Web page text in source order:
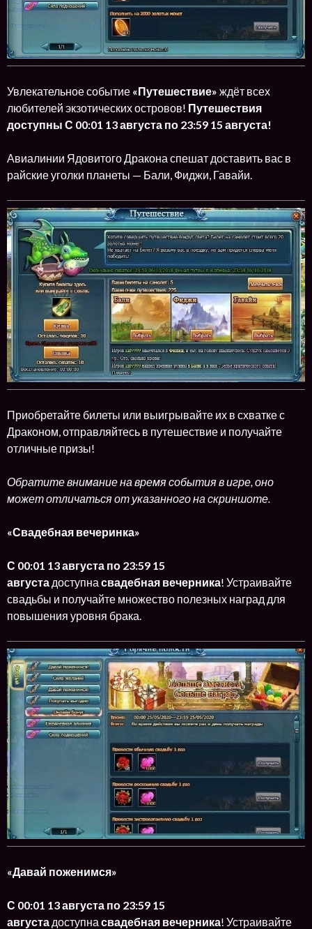
Увлекательное событие «Путешествие» ждёт всех
любителей экзотических островов! Путешествия
доступны С 00:01 13 августа по 23:59 15 августа!
Авиалинии Ядовитого Дракона спешат доставить вас в
райские уголки планеты — Бали, Фиджи, Гавайи.
Приобретайте билеты или выигрывайте их в схватке с
Драконом, отправляйтесь в путешествие и получайте
отличные призы!
Обратите внимание на время события в игре, оно
может отличаться от указанного на скриншоте.
«Свадебная вечеринка»
С 00:01 13 августа по 23:59 15
августа доступна свадебная вечерника! Устраивайте
свадьбы и получайте множество полезных наград для
повышения уровня брака.
«Давай поженимся»
С 00:01 13 августа по 23:59 15
августа доступна свадебная вечерника! Устраивайте